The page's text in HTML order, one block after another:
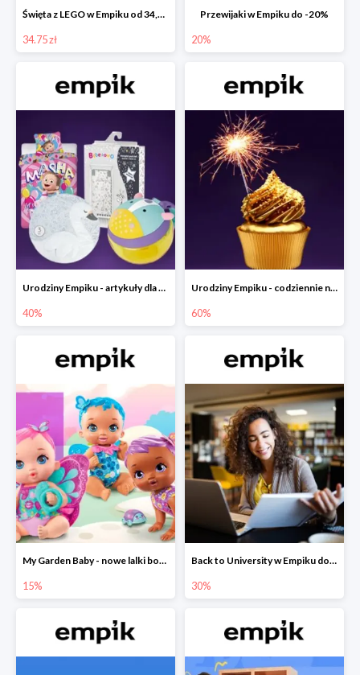
Święta z LEGO w Empiku od 34,75 zł
34.75 zł
Przewijaki w Empiku do -20%
20%
Urodziny Empiku - artykuły dla mamy i dziecka do -40%
40%
Urodziny Empiku - codziennie nowe okazje nawet do -60%
60%
My Garden Baby - nowe lalki bobaski w Empiku do -15%
15%
Back to University w Empiku do -30%
30%